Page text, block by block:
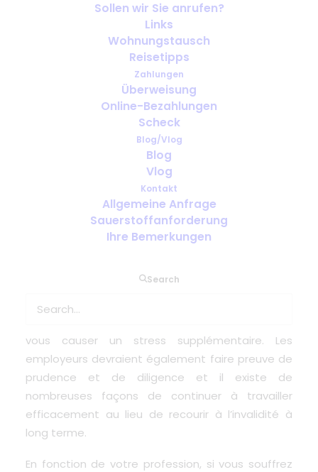
Sollen wir Sie anrufen?
Links
Wohnungstausch
Reisetipps
Zahlungen
Überweisung
Online-Bezahlungen
Scheck
Blog/Vlog
Blog
Vlog
Kontakt
Allgemeine Anfrage
Sauerstoffanforderung
Ihre Bemerkungen
Search
Lorsque vous vivez avec une maladie, cela
affecte différents domaines de votre vie, y
vous causer un stress supplémentaire. Les
employeurs devraient également faire preuve de
prudence et de diligence et il existe de
nombreuses façons de continuer à travailler
efficacement au lieu de recourir à l’invalidité à
long terme.
En fonction de votre profession, si vous souffrez